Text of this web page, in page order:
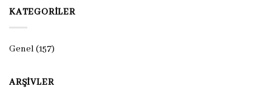
KATEGORILER
Genel(157)
ARŞIVLER